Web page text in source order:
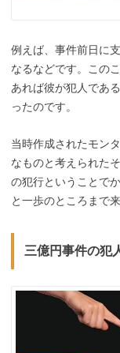
例えば、事件前日に
なるなどです。この
あれば彼が犯人であ
ったのです。
当時作成されたモン
なものと考えられた
の犯行ということで
と一歩のところまで
三億円事件の犯